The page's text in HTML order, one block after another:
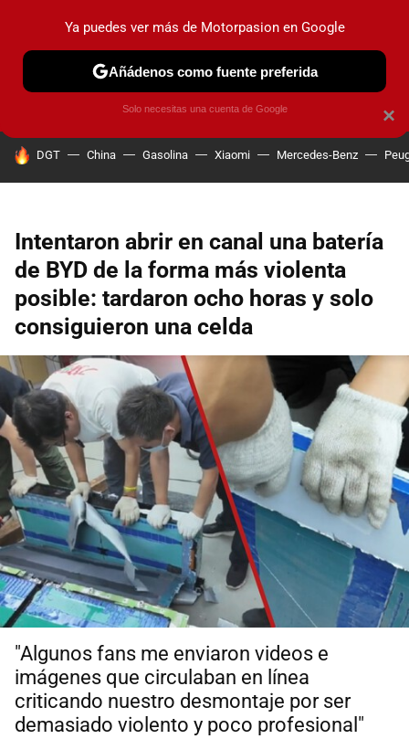
PRUEBAS COCHES ELÉCTRICOS OBSERVATORIO
HOY SE HABLA DE
DGT China Gasolina Xiaomi Mercedes-Benz
Intentaron abrir en canal una batería
de BYD de la forma más violenta
posible: tardaron ocho horas y solo
consiguieron una celda
"Algunos fans me enviaron videos e
imágenes que circulaban en línea
criticando nuestro desmontaje por ser
demasiado violento y poco profesional"
×
Ya puedes ver más de Motorpasion en Google
Añádenos como fuente preferida
Solo necesitas una cuenta de Google